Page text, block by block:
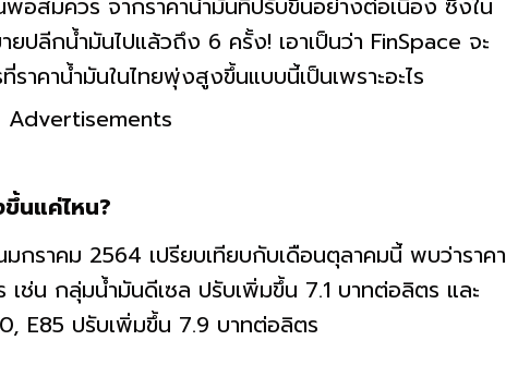
อสมควร จากราคาน้ำมันที่ปรับขึ้นอย่างต่อเนื่อง ซึ่งใน
ปลีกน้ำมันไปแล้วถึง 6 ครั้ง! เอาเป็นว่า FinSpace จะ
าคาน้ำมันในไทยพุ่งสูงขึ้นแบบนี้เป็นเพราะอะไร
Advertisements
นแค่ไหน?
กราคม 2564 เปรียบเทียบกับเดือนตุลาคมนี้ พบว่าราคา
ช่น กลุ่มน้ำมันดีเซล ปรับเพิ่มขึ้น 7.1 บาทต่อลิตร และ
E85 ปรับเพิ่มขึ้น 7.9 บาทต่อลิตร